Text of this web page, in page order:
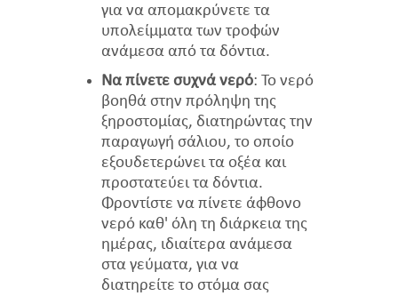
για να απομακρύνετε τα
υπολείμματα των τροφών
ανάμεσα από τα δόντια.
Να πίνετε συχνά νερό: Το νερό
βοηθά στην πρόληψη της
ξηροστομίας, διατηρώντας την
παραγωγή σάλιου, το οποίο
εξουδετερώνει τα οξέα και
προστατεύει τα δόντια.
Φροντίστε να πίνετε άφθονο
νερό καθ' όλη τη διάρκεια της
ημέρας, ιδιαίτερα ανάμεσα
στα γεύματα, για να
διατηρείτε το στόμα σας